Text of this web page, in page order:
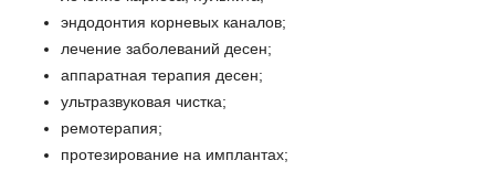
эндодонтия корневых каналов;
лечение заболеваний десен;
аппаратная терапия десен;
ультразвуковая чистка;
ремотерапия;
протезирование на имплантах;